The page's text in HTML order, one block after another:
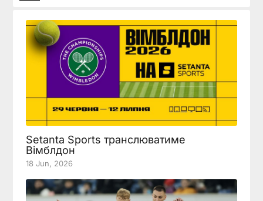
Setanta Sports транслюватиме
Вімблдон
18 Jun, 2026